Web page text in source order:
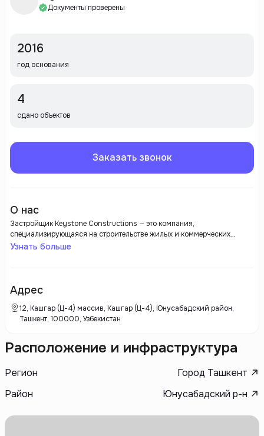
Документы проверены
2016
год основания
4
сдано объектов
Заказать звонок
О нас
Застройщик Keystone Constructions — это компания,
специализирующаяся на строительстве жилых и коммерческих
объектов. Она известна высоким качеством своих проектов,
комфортные и устойчивые пространства. Компания ориентируется на
потребности клиентов, предлагая разнообразные планировки и
удобства, которые делают жизнь в их комплексах максимально
комфортной.
Узнать больше
Адрес
12, Кашгар (Ц-4) массив, Кашгар (Ц-4), Юнусабадский район,
Ташкент, 100000, Узбекистан
Расположение и инфраструктура
Регион
Город Ташкент
Район
Юнусабадский р-н